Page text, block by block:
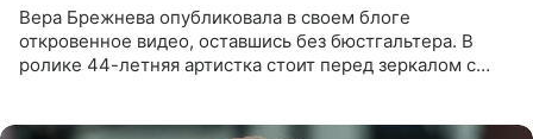
Вера Брежнева опубликовала в своем блоге
откровенное видео, оставшись без бюстгальтера. В
ролике 44-летняя артистка стоит перед зеркалом с